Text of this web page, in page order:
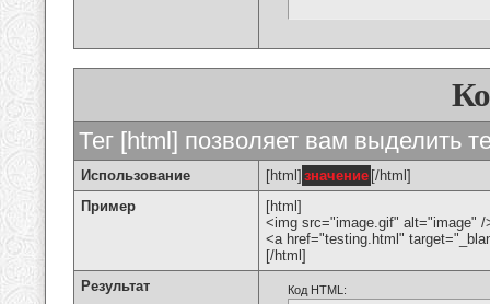
Тег [html] позволяет вам выделить
Использование [html] значение [/html]
Пример
[html]
<img src="image.gif" alt="image" /
<a href="testing.html"
[/html]
Результат
Код HTML: